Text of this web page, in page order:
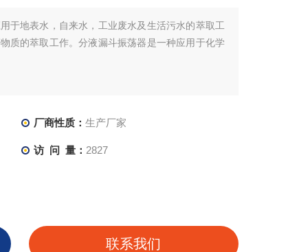
于地表水，自来水，工业废水及生活污水的萃取工
质的萃取工作。分液漏斗振荡器是一种应用于化学
厂商性质： 生产厂家
访 问 量： 2827
联系我们